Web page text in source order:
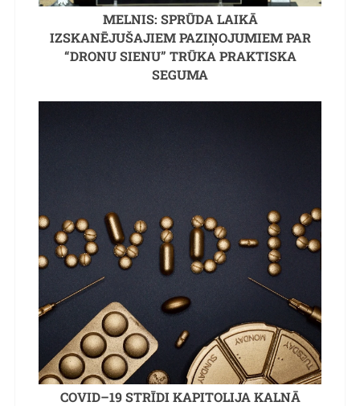
MELNIS: SPRŪDA LAIKĀ
IZSKANĒJUŠAJIEM PAZIŅOJUMIEM PAR
“DRONU SIENU” TRŪKA PRAKTISKA
SEGUMA
COVID–19 STRĪDI KAPITOLIJA KALNĀ